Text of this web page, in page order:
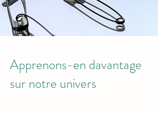
Apprenons-en davantage
sur notre univers